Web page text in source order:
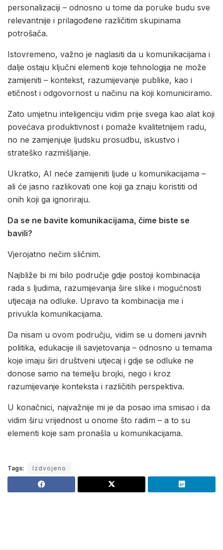
personalizaciji – odnosno u tome da poruke budu sve
relevantnije i prilagođene različitim skupinama
potrošača.
Istovremeno, važno je naglasiti da u komunikacijama i
dalje ostaju ključni elementi koje tehnologija ne može
zamijeniti – kontekst, razumijevanje publike, kao i
etičnost i odgovornost u načinu na koji komuniciramo.
Zato umjetnu inteligenciju vidim prije svega kao alat koji
povećava produktivnost i pomaže kvalitetnijem radu,
no ne zamjenjuje ljudsku prosudbu, iskustvo i
strateško razmišljanje.
Ukratko, AI neće zamijeniti ljude u komunikacijama –
ali će jasno razlikovati one koji ga znaju koristiti od
onih koji ga ignoriraju.
Da se ne bavite komunikacijama, čime biste se
bavili?
Vjerojatno nečim sličnim.
Najbliže bi mi bilo područje gdje postoji kombinacija
rada s ljudima, razumijevanja šire slike i mogućnosti
utjecaja na odluke. Upravo ta kombinacija me i
privukla komunikacijama.
Da nisam u ovom području, vidim se u domeni javnih
politika, edukacije ili savjetovanja – odnosno u temama
koje imaju širi društveni utjecaj i gdje se odluke ne
donose samo na temelju brojki, nego i kroz
razumijevanje konteksta i različitih perspektiva.
U konačnici, najvažnije mi je da posao ima smisao i da
vidim širu vrijednost u onome što radim – a to su
elementi koje sam pronašla u komunikacijama.
Tags: Izdvojeno